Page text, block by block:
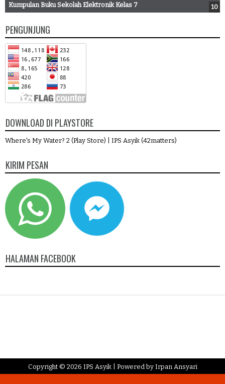
Kumpulan Buku Sekolah Elektronik Kelas 7
PENGUNJUNG
DOWNLOAD DI PLAYSTORE
Where's My Water? 2 (Play Store) IPS Asyik (42matters)
KIRIM PESAN
HALAMAN FACEBOOK
Copyright © 2026 IPS Asyik| Powered by Irpan Ansyari